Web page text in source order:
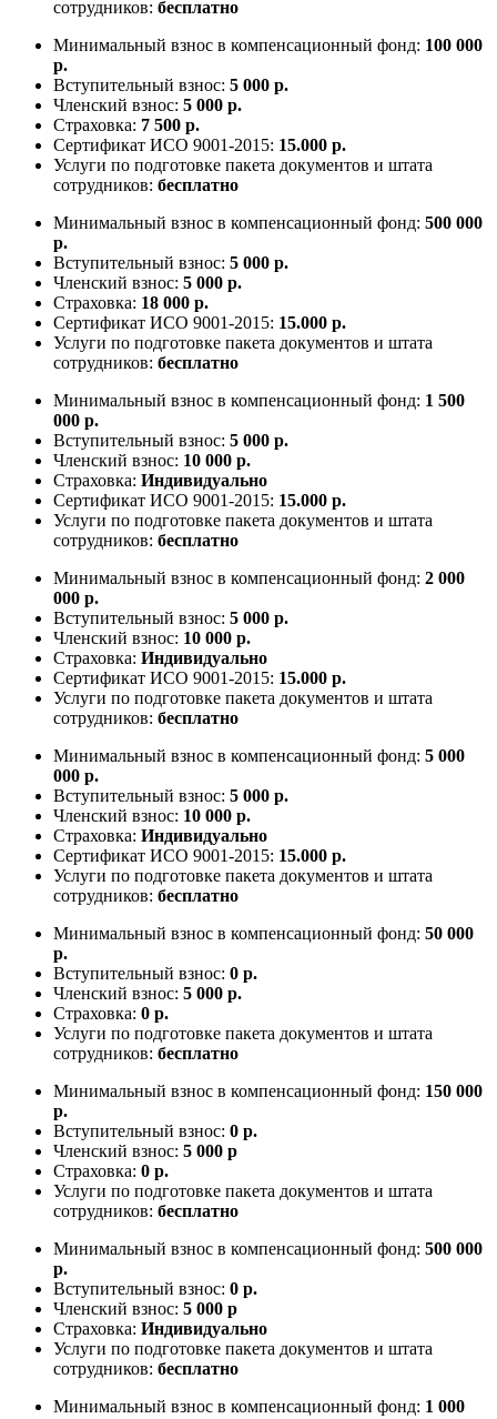
сотрудников: бесплатно
Минимальный взнос в компенсационный фонд: 100 000
р.
Вступительный взнос: 5 000 р.
Членский взнос: 5 000 р.
Страховка: 7 500 р.
Сертификат ИСО 9001-2015: 15.000 р.
Услуги по подготовке пакета документов и штата
сотрудников: бесплатно
Минимальный взнос в компенсационный фонд: 500 000
р.
Вступительный взнос: 5 000 р.
Членский взнос: 5 000 р.
Страховка: 18 000 р.
Сертификат ИСО 9001-2015: 15.000 р.
Услуги по подготовке пакета документов и штата
сотрудников: бесплатно
Минимальный взнос в компенсационный фонд: 1 500
000 р.
Вступительный взнос: 5 000 р.
Членский взнос: 10 000 р.
Страховка: Индивидуально
Сертификат ИСО 9001-2015: 15.000 р.
Услуги по подготовке пакета документов и штата
сотрудников: бесплатно
Минимальный взнос в компенсационный фонд: 2 000
000 р.
Вступительный взнос: 5 000 р.
Членский взнос: 10 000 р.
Страховка: Индивидуально
Сертификат ИСО 9001-2015: 15.000 р.
Услуги по подготовке пакета документов и штата
сотрудников: бесплатно
Минимальный взнос в компенсационный фонд: 5 000
000 р.
Вступительный взнос: 5 000 р.
Членский взнос: 10 000 р.
Страховка: Индивидуально
Сертификат ИСО 9001-2015: 15.000 р.
Услуги по подготовке пакета документов и штата
сотрудников: бесплатно
Минимальный взнос в компенсационный фонд: 50 000
р.
Вступительный взнос: 0 р.
Членский взнос: 5 000 р.
Страховка: 0 р.
Услуги по подготовке пакета документов и штата
сотрудников: бесплатно
Минимальный взнос в компенсационный фонд: 150 000
р.
Вступительный взнос: 0 р.
Членский взнос: 5 000 р
Страховка: 0 р.
Услуги по подготовке пакета документов и штата
сотрудников: бесплатно
Минимальный взнос в компенсационный фонд: 500 000
р.
Вступительный взнос: 0 р.
Членский взнос: 5 000 р
Страховка: Индивидуально
Услуги по подготовке пакета документов и штата
сотрудников: бесплатно
Минимальный взнос в компенсационный фонд: 1 000